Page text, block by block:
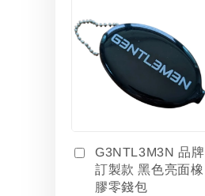
G3NTL3M3N 品牌
訂製款 黑色亮面橡
膠零錢包